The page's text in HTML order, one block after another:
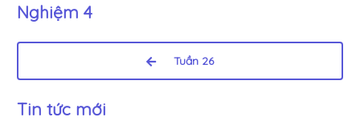
Nghiệm 4
Tuần 26
Tin tức mới